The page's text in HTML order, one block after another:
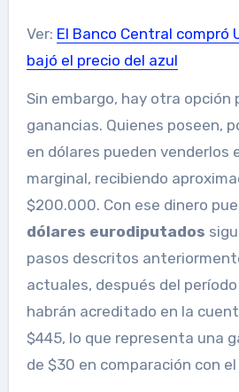
Ver: El Banco Central compró
bajó el precio del azul
Sin embargo, hay otra opción
ganancias. Quienes poseen,
en dólares pueden venderlos
marginal, recibiendo
$200.000. Con ese dinero
dólares eurodiputados
pasos descritos
actuales, después del
habrán acreditado en la
$445, lo que representa una
de $30 en comparación con